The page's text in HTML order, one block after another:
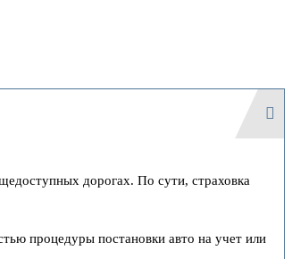
дорогах. По сути, страховка
процедуры постановки авто на учет или